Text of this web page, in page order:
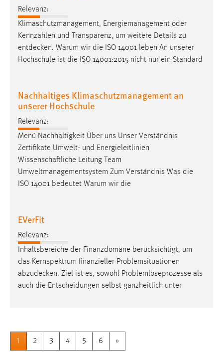
Relevanz:
Klimaschutzmanagement, Energiemanagement oder
Kennzahlen und Transparenz, um weitere Details zu
entdecken. Warum wir die ISO 14001 leben An unserer
Hochschule ist die ISO 14001:2015 nicht nur ein Standard
Nachhaltiges Klimaschutzmanagement an
unserer Hochschule
Relevanz:
Menü Nachhaltigkeit Über uns Unser Verständnis
Zertifikate Umwelt- und Energieleitlinien
Wissenschaftliche Leitung Team
Umweltmanagementsystem Zum Verständnis Was die
ISO 14001 bedeutet Warum wir die
EVerFit
Relevanz:
Inhaltsbereiche der Finanzdomäne berücksichtigt, um
das Kernspektrum finanzieller Problemsituationen
abzudecken. Ziel ist es, sowohl Problemlöseprozesse als
auch die Entscheidungen selbst ganzheitlich unter
1 2 3 4 5 6 »